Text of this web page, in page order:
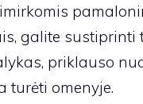
galite sustiprinti
priklauso
turėti omenyje.